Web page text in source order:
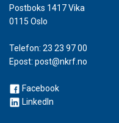
Postboks 1417 Vika
0115 Oslo
Telefon: 23 23 97 00
Epost: post@nkrf.no
Facebook
LinkedIn